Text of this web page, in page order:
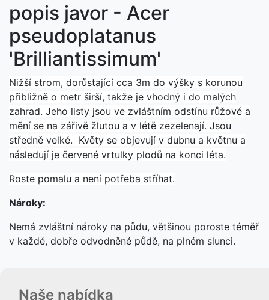
Naše nabídka
popis javor - Acer
pseudoplatanus
'Brilliantissimum'
Nižší strom, dorůstající cca 3m do výšky s korunou
přibližně o metr širší, takže je vhodný i do malých
zahrad. Jeho listy jsou ve zvláštním odstínu růžové a
mění se na zářivě žlutou a v létě zezelenají. Jsou
středně velké. Květy se objevují v dubnu a květnu a
následují je červené vrtulky plodů na konci léta.
Roste pomalu a není potřeba stříhat.
Nároky:
Nemá zvláštní nároky na půdu, většinou poroste téměř
v každé, dobře odvodněné půdě, na plném slunci.